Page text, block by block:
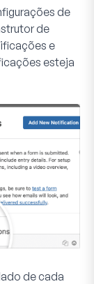
de
de
e
esteja
de cada